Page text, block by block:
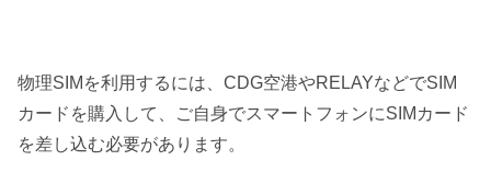
物理SIMを利用するには、CDG空港やRELAYなどでSIM
カードを購入して、ご自身でスマートフォンにSIMカード
を差し込む必要があります。